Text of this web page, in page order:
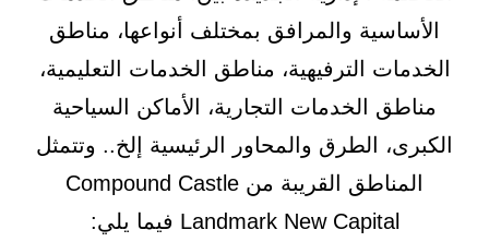
الأساسية والمرافق بمختلف أنواعها، مناطق
الخدمات الترفيهية، مناطق الخدمات التعليمية،
مناطق الخدمات التجارية، الأماكن السياحية
الكبرى، الطرق والمحاور الرئيسية إلخ.. وتتمثل
المناطق القريبة من Compound Castle
Landmark New Capital فيما يلي: